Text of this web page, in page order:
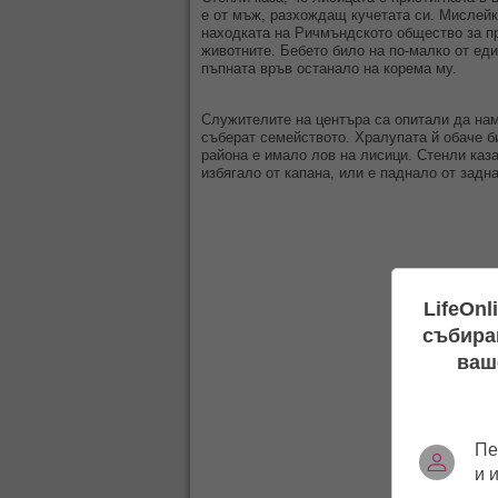
е от мъж, разхождащ кучетата си.
находката на Ричмъндското общество за
животните. Бебето било на по-малко от
пъпната връв останало на корема му.
Служителите на центъра са опитали да
съберат семейството. Хралупата й обаче
района е имало лов на лисици. Стенли
избягало от капана, или е паднало от
и